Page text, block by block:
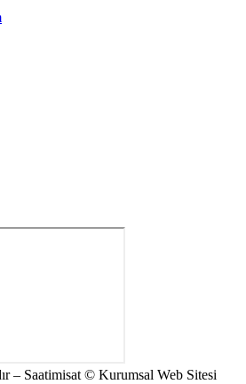
– Saatimisat © Kurumsal Web Sitesi